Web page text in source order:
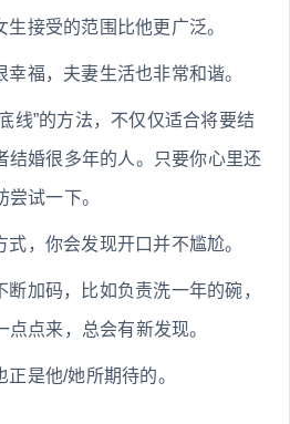
接受的范围比他更广泛。
福，夫妻生活也非常和谐。
线”的方法，不仅仅适合将要结
结婚很多年的人。只要你心里还
试一下。
，你会发现开口并不尴尬。
加码，比如负责洗一年的碗，
点来，总会有新发现。
是他/她所期待的。